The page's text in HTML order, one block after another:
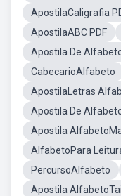
ApostilaCaligrafia
ApostilaABC PDF
Apostila De
CabecarioAlfabeto
ApostilaLetras
Apostila De
Apostila
AlfabetoPara
PercursoAlfabeto
Apostila